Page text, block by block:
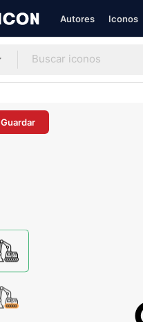
Autores Iconos
Guardar